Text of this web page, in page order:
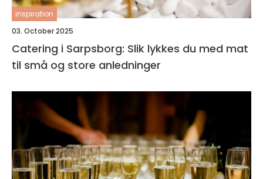
inspiration
03. October 2025
Catering i Sarpsborg: Slik lykkes du med mat
til små og store anledninger